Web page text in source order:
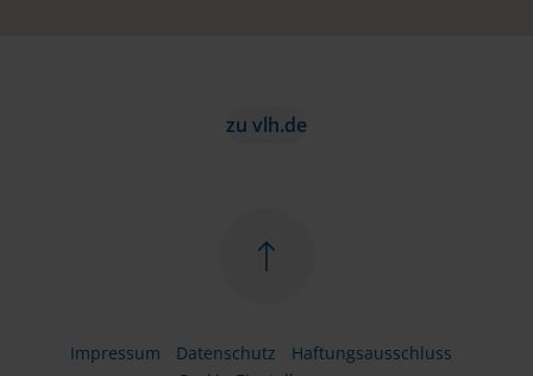
zu vlh.de
Impressum Datenschutz
Haftungsausschluss